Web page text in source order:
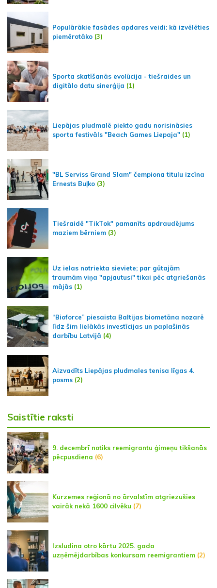
Populārākie fasādes apdares veidi: kā izvēlēties
piemērotāko (3)
Sporta skatīšanās evolūcija - tiešraides un
digitālo datu sinerģija (1)
Liepājas pludmalē piekto gadu norisināsies
sporta festivāls "Beach Games Liepaja" (1)
"BL Serviss Grand Slam" čempiona titulu izcīna
Ernests Buļko (3)
Tiešraidē "TikTok" pamanīts apdraudējums
maziem bērniem (3)
Uz ielas notriekta sieviete; par gūtajām
traumām viņa "apjautusi" tikai pēc atgriešanās
mājās (1)
“Bioforce” piesaista Baltijas biometāna nozarē
līdz šim lielākās investīcijas un paplašinās
darbību Latvijā (4)
Aizvadīts Liepājas pludmales tenisa līgas 4.
posms (2)
Saistītie raksti
9. decembrī notiks reemigrantu ģimeņu tikšanās
pēcpusdiena (6)
Kurzemes reģionā no ārvalstīm atgriezušies
vairāk nekā 1600 cilvēku (7)
Izsludina otro kārtu 2025. gada
uzņēmējdarbības konkursam reemigrantiem (2)